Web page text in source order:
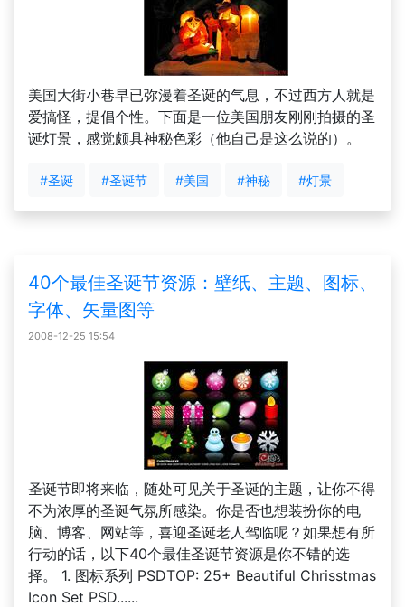
美国大街小巷早已弥漫着圣诞的气息，不过西方人就是
爱搞怪，提倡个性。下面是一位美国朋友刚刚拍摄的圣
诞灯景，感觉颇具神秘色彩（他自己是这么说的）。
#圣诞 #圣诞节 #美国 #神秘 #灯景
40个最佳圣诞节资源：壁纸、主题、图标、
字体、矢量图等
2008-12-25 15:54
圣诞节即将来临，随处可见关于圣诞的主题，让你不得
不为浓厚的圣诞气氛所感染。你是否也想装扮你的电
脑、博客、网站等，喜迎圣诞老人驾临呢？如果想有所
行动的话，以下40个最佳圣诞节资源是你不错的选
择。 1. 图标系列 PSDTOP: 25+ Beautiful Chrisstmas
Icon Set PSD......